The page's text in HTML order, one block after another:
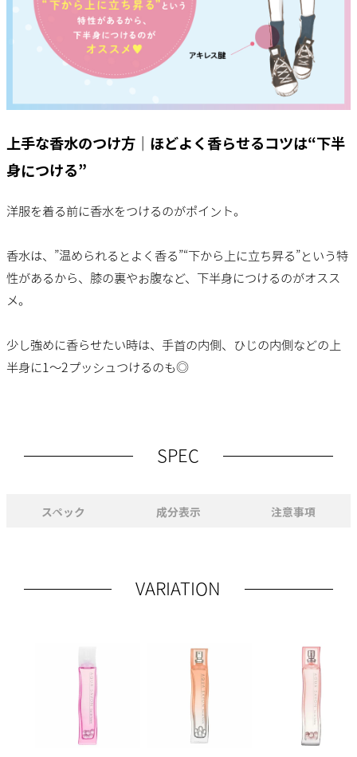
上手な香水のつけ方｜ほどよく香らせるコツは“下半
身につける”
洋服を着る前に香水をつけるのがポイント。
香水は、”温められるとよく香る”“下から上に立ち昇る”という特
性があるから、膝の裏やお腹など、下半身につけるのがオスス
メ。
少し強めに香らせたい時は、手首の内側、ひじの内側などの上
半身に1～2プッシュつけるのも◎
SPEC
スペック 成分表示 注意事項
VARIATION